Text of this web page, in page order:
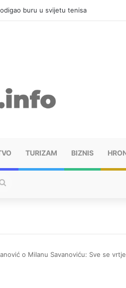
spor sa komšijama, mora platiti 10.000
TURIZAM BIZNIS
o Milanu Savanoviću: Sve se